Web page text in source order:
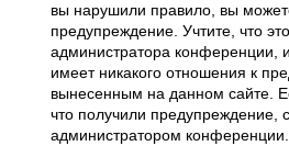
вы нарушили правило, вы
предупреждение. Учтите, что
администратора конференции,
имеет никакого отношения к
вынесенным на данном сайте.
что получили предупреждение,
администратором конференции.